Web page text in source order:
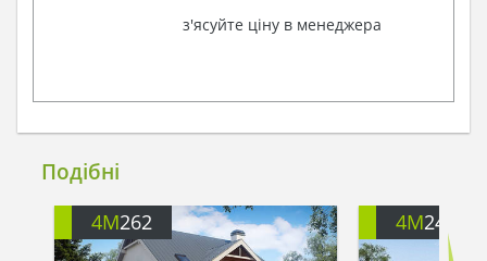
з'ясуйте ціну в менеджера
Подібні
4M262 4M242G